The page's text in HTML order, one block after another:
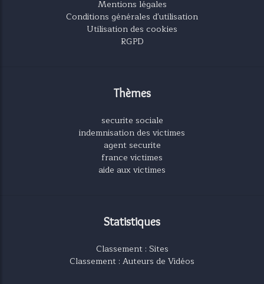
Mentions légales
Conditions générales d'utilisation
Utilisation des cookies
RGPD
Thèmes
securite sociale
indemnisation des victimes
agent securite
france victimes
aide aux victimes
Statistiques
Classement : Sites
Classement : Auteurs de Vidéos